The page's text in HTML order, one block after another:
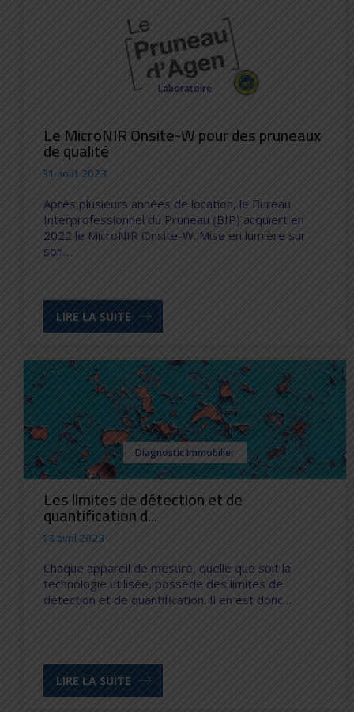
Laboratoire
Le MicroNIR Onsite-W pour des pruneaux
de qualité
31 août 2023
Après plusieurs années de location, le Bureau
Interprofessionnel du Pruneau (BIP) acquiert en
2022 le MicroNIR Onsite-W. Mise en lumière sur
son…
LIRE LA SUITE
Diagnostic Immobilier
Les limites de détection et de
quantification d...
13 avril 2023
Chaque appareil de mesure, quelle que soit la
technologie utilisée, possède des limites de
détection et de quantification. Il en est donc…
LIRE LA SUITE